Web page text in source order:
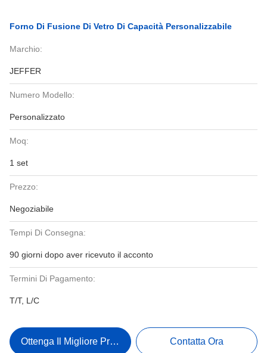
Forno Di Fusione Di Vetro Di Capacità Personalizzabile
Marchio:
JEFFER
Numero Modello:
Personalizzato
Moq:
1 set
Prezzo:
Negoziabile
Tempi Di Consegna:
90 giorni dopo aver ricevuto il acconto
Termini Di Pagamento:
T/T, L/C
Ottenga Il Migliore Prezzo Contatta Ora